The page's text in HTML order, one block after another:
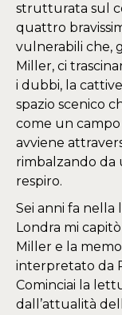
strutturata sul
quattro
vulnerabili che,
Miller, ci
i dubbi, la
spazio scenico
come un
avviene
rimbalzando da
respiro.
Sei anni fa nella
Londra mi
Miller e la
interpretato da
Cominciai la
dall’attualità